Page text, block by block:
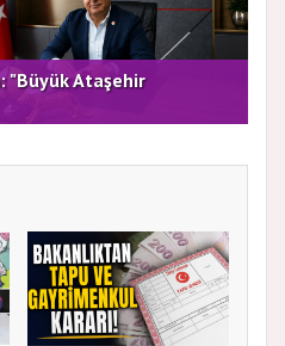
"Büyük Ataşehir